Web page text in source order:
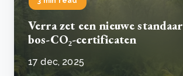
Verra zet een nieuwe
bos-CO₂-certificaten
17 dec, 2025